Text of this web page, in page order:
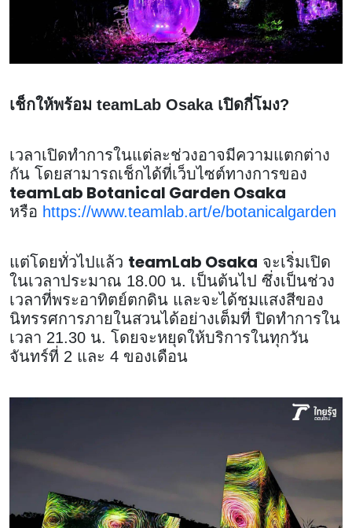
เช็กให้พร้อม teamLab Osaka เปิดกี่โมง?
เวลาเปิดทำการในแต่ละช่วงอาจมีความแตกต่าง
กัน โดยสามารถเช็กได้ที่เว็บไซต์ทางการของ
teamLab Botanical Garden Osaka
หรือ https://www.teamlab.art/e/botanicalgarden
แต่โดยทั่วไปแล้ว teamLab Osaka จะเริ่มเปิด
ในเวลาประมาณ 18.00 น. เป็นต้นไป ซึ่งเป็นช่วง
เวลาที่พระอาทิตย์ตกดิน และจะได้ชมแสงสีของ
นิทรรศการภายในสวนได้อย่างเต็มที่ ปิดทำการใน
เวลา 21.30 น. โดยจะหยุดให้บริการในทุกวัน
จันทร์ที่ 2 และ 4 ของเดือน